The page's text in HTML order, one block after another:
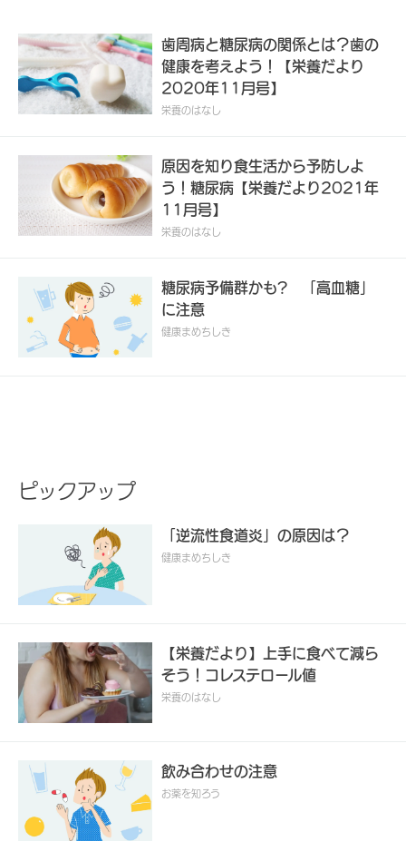
歯周病と糖尿病の関係とは？歯の
健康を考えよう！【栄養だより
2020年11月号】
栄養のはなし
原因を知り食生活から予防しよ
う！糖尿病【栄養だより2021年
11月号】
栄養のはなし
糖尿病予備群かも? 「高血糖」
に注意
健康まめちしき
ピックアップ
「逆流性食道炎」の原因は？
健康まめちしき
【栄養だより】上手に食べて減ら
そう！コレステロール値
栄養のはなし
飲み合わせの注意
お薬を知ろう